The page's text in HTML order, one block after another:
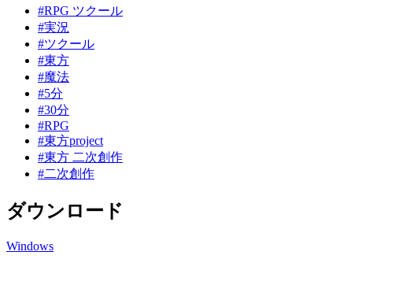
#RPG ツクール
#実況
#ツクール
#東方
#魔法
#5分
#30分
#RPG
#東方project
#東方 二次創作
#二次創作
ダウンロード
Windows